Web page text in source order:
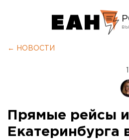
← НОВОСТИ
Прямые рейсы
Екатеринбурга